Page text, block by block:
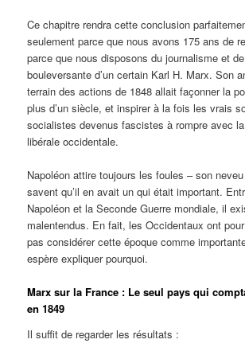
Ce chapitre rendra cette conclusion
seulement parce que nous avons 175 ans de
parce que nous disposons du journalisme et
bouleversante d’un certain Karl H. Marx. Son
terrain des actions de 1848 allait façonner la
plus d’un siècle, et inspirer à la fois les vrais
socialistes devenus fascistes à rompre avec
libérale occidentale.
Napoléon attire toujours les foules – son
savent qu’il en avait un qui était important.
Napoléon et la Seconde Guerre mondiale, il
malentendus. En fait, les Occidentaux ont
pas considérer cette époque comme
espère expliquer pourquoi.
Marx sur la France : Le seul pays qui
en 1849
Il suffit de regarder les résultats :